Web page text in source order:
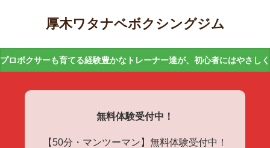
厚木ワタナベボクシングジム
プロボクサーも育てる経験豊かなトレーナー達が、初心者にはやさし
無料体験受付中！
【50分・マンツーマン】無料体験受付中！